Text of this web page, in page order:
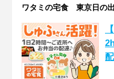
ワタミの宅食 東京日の出